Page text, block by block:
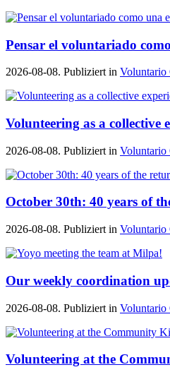
Pensar el voluntariado
2026-08-08. Publiziert in
Volunteering as a collective
2026-08-08. Publiziert in
October 30th: 40 years of
2026-08-08. Publiziert in
Our weekly coordination
2026-08-08. Publiziert in
Volunteering at the